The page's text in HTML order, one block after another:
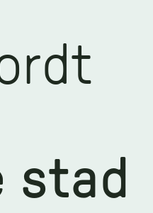
stad